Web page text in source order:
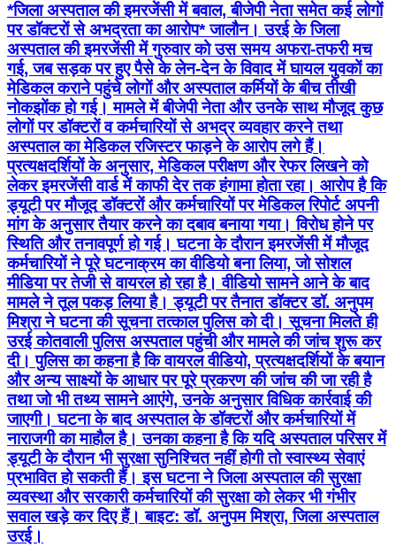
*जिला अस्पताल की इमरजेंसी में बवाल, बीजेपी नेता समेत कई लोगों
पर डॉक्टरों से अभद्रता का आरोप* जालौन। उरई के जिला
अस्पताल की इमरजेंसी में गुरुवार को उस समय अफरा-तफरी मच
गई, जब सड़क पर हुए पैसे के लेन-देन के विवाद में घायल युवकों का
मेडिकल कराने पहुंचे लोगों और अस्पताल कर्मियों के बीच तीखी
नोकझोंक हो गई। मामले में बीजेपी नेता और उनके साथ मौजूद कुछ
लोगों पर डॉक्टरों व कर्मचारियों से अभद्र व्यवहार करने तथा
अस्पताल का मेडिकल रजिस्टर फाड़ने के आरोप लगे हैं।
प्रत्यक्षदर्शियों के अनुसार, मेडिकल परीक्षण और रेफर लिखने को
लेकर इमरजेंसी वार्ड में काफी देर तक हंगामा होता रहा। आरोप है कि
ड्यूटी पर मौजूद डॉक्टरों और कर्मचारियों पर मेडिकल रिपोर्ट अपनी
मांग के अनुसार तैयार करने का दबाव बनाया गया। विरोध होने पर
स्थिति और तनावपूर्ण हो गई। घटना के दौरान इमरजेंसी में मौजूद
कर्मचारियों ने पूरे घटनाक्रम का वीडियो बना लिया, जो सोशल
मीडिया पर तेजी से वायरल हो रहा है। वीडियो सामने आने के बाद
मामले ने तूल पकड़ लिया है। ड्यूटी पर तैनात डॉक्टर डॉ. अनुपम
मिश्रा ने घटना की सूचना तत्काल पुलिस को दी। सूचना मिलते ही
उरई कोतवाली पुलिस अस्पताल पहुंची और मामले की जांच शुरू कर
दी। पुलिस का कहना है कि वायरल वीडियो, प्रत्यक्षदर्शियों के बयान
और अन्य साक्ष्यों के आधार पर पूरे प्रकरण की जांच की जा रही है
तथा जो भी तथ्य सामने आएंगे, उनके अनुसार विधिक कार्रवाई की
जाएगी। घटना के बाद अस्पताल के डॉक्टरों और कर्मचारियों में
नाराजगी का माहौल है। उनका कहना है कि यदि अस्पताल परिसर में
ड्यूटी के दौरान भी सुरक्षा सुनिश्चित नहीं होगी तो स्वास्थ्य सेवाएं
प्रभावित हो सकती हैं। इस घटना ने जिला अस्पताल की सुरक्षा
व्यवस्था और सरकारी कर्मचारियों की सुरक्षा को लेकर भी गंभीर
सवाल खड़े कर दिए हैं। बाइट: डॉ. अनुपम मिश्रा, जिला अस्पताल
उरई।